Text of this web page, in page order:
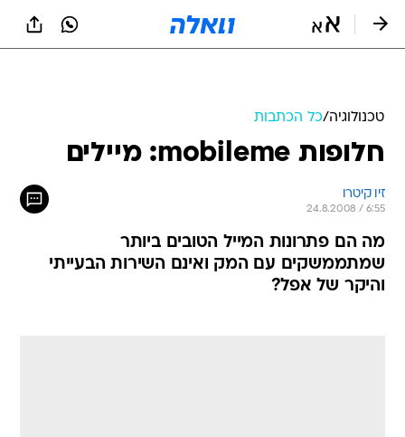
טכנולוגיה/כל הכתבות
חלופות mobileme: מיילים
זיו קיטרו
24.8.2008 / 6:55
מה הם פתרונות המייל הטובים ביותר
שמתממשקים עם המק ואינם השירות הבעייתי
והיקר של אפל?